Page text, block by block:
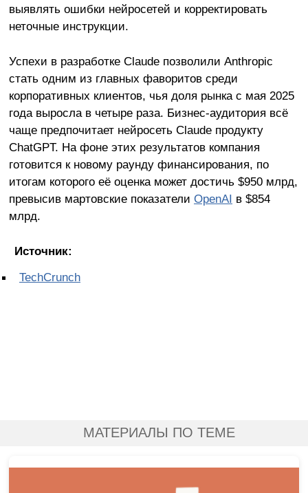
выявлять ошибки нейросетей и корректировать
неточные инструкции.
Успехи в разработке Claude позволили Anthropic
стать одним из главных фаворитов среди
корпоративных клиентов, чья доля рынка с мая 2025
года выросла в четыре раза. Бизнес-аудитория всё
чаще предпочитает нейросеть Claude продукту
ChatGPT. На фоне этих результатов компания
готовится к новому раунду финансирования, по
итогам которого её оценка может достичь $950 млрд,
превысив мартовские показатели OpenAI в $854
млрд.
Источник:
TechCrunch
МАТЕРИАЛЫ ПО ТЕМЕ